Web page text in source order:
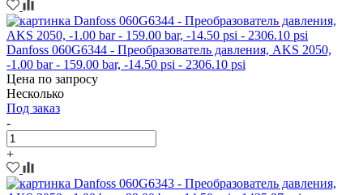
Danfoss 060G6344 - Преобразователь давления, AKS 2050,
-1.00 bar - 159.00 bar, -14.50 psi - 2306.10 psi
Цена по запросу
Несколько
Под заказ
-
+